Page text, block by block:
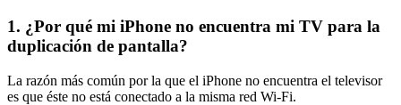
1. ¿Por qué mi iPhone no encuentra mi TV para la
duplicación de pantalla?
La razón más común por la que el iPhone no encuentra el televisor
es que éste no está conectado a la misma red Wi-Fi.